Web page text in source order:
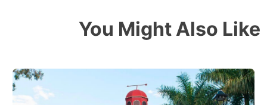
You Might Also Like